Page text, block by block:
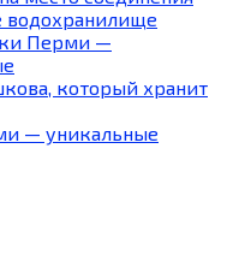
водохранилище
Перми —
который хранит
— уникальные